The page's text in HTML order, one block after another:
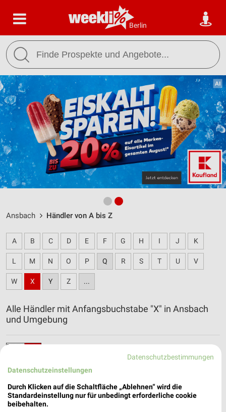
Berlin
Ansbach Händler von A bis Z
A B C D E F G H I J K
L M N O P Q R S T U V
W X Y Z ...
Alle Händler mit Anfangsbuchstabe "X" in Ansbach
und Umgebung
Datenschutzbestimmungen
Datenschutzeinstellungen
Durch Klicken auf die Schaltfläche „Ablehnen“ wird die
Standardeinstellung nur für unbedingt erforderliche cookie
beibehalten.